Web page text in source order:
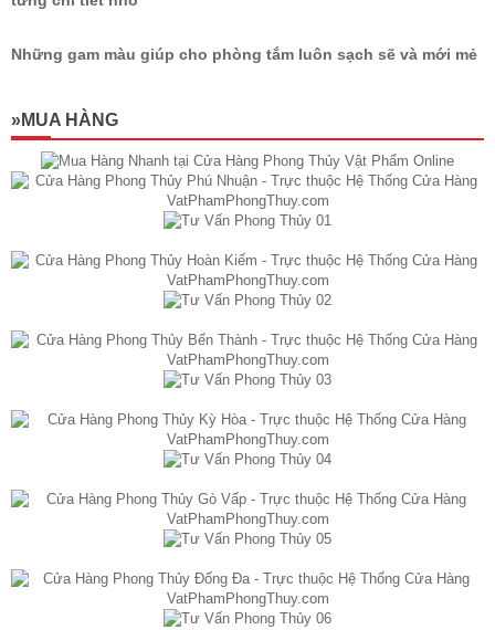
Những gam màu giúp cho phòng tắm luôn sạch sẽ và mới mẻ
»MUA HÀNG